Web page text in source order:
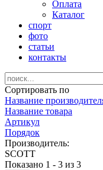
Оплата
Каталог
спорт
фото
статьи
контакты
Сортировать по
Название
Название товара
Артикул
Порядок
Производитель:
SCOTT
Показано 1 - 3 из 3